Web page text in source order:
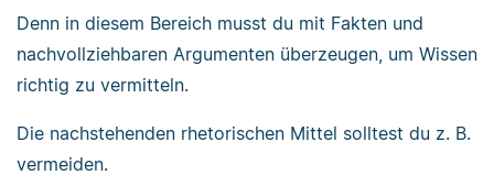
Denn in diesem Bereich musst du mit Fakten und
nachvollziehbaren Argumenten überzeugen, um Wissen
richtig zu vermitteln.
Die nachstehenden rhetorischen Mittel solltest du z. B.
vermeiden.